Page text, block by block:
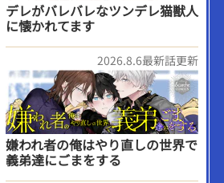
デレがバレバレなツンデレ猫獣人
に懐かれてます
2026.8.6最新話更新
嫌われ者の俺はやり直しの世界で
義弟達にごまをする